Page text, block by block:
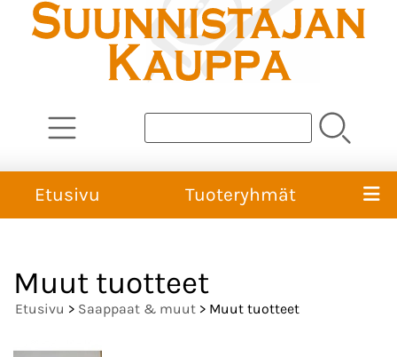
Etusivu Tuoteryhmät
Muut tuotteet
Etusivu > Saappaat & muut > Muut tuotteet